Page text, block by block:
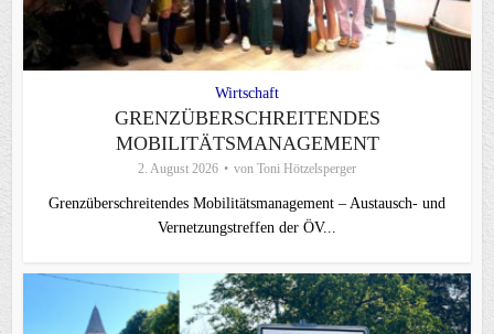
Wirtschaft
GRENZÜBERSCHREITENDES
MOBILITÄTSMANAGEMENT
2. August 2026 von Toni Hötzelsperger
Grenzüberschreitendes Mobilitätsmanagement – Austausch- und
Vernetzungstreffen der ÖV...